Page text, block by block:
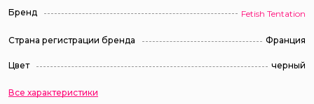
Бренд Fetish Tentation
Страна регистрации бренда Франция
Цвет черный
Все характеристики